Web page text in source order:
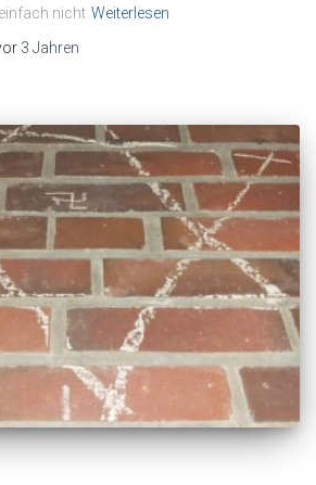
nicht Weiterlesen
3 Jahren